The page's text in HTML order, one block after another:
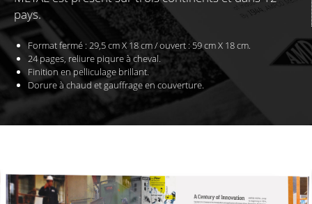
pays.
Format fermé : 29,5 cm X 18 cm /ouvert : 59 cm X 18 cm.
24 pages, reliure piqure à cheval.
Finition en pelliculage brillant.
Dorure à chaud et gauffrage en couverture.